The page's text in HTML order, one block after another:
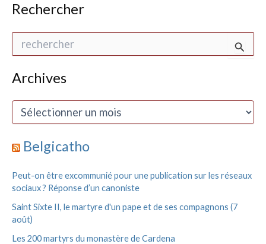
Rechercher
h
e
h
r
Archives
A
i
e
s
Belgicatho
Peut-on être excommunié pour une publication sur les réseaux
sociaux ? Réponse d’un canoniste
Saint Sixte II, le martyre d'un pape et de ses compagnons (7
août)
Les 200 martyrs du monastère de Cardena